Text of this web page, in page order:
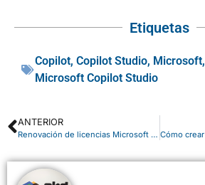
Etiquetas
Copilot, Copilot Studio, Microsoft,
Microsoft Copilot Studio
ANTERIOR
Renovación de licencias Microsoft 365: qué hacer antes del cambio de tarifas